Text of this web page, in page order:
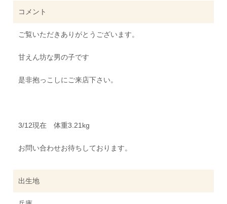
コメント
ご覧いただきありがとうございます。
甘えん坊な男の子です
是非抱っこしにご来店下さい。
3/12現在 体重3.21kg
お問い合わせお待ちしております。
出生地